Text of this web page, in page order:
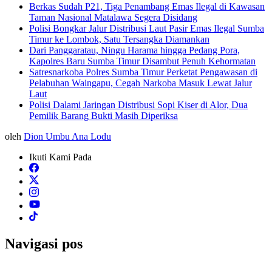
Berkas Sudah P21, Tiga Penambang Emas Ilegal di Kawasan
Taman Nasional Matalawa Segera Disidang
Polisi Bongkar Jalur Distribusi Laut Pasir Emas Ilegal Sumba
Timur ke Lombok, Satu Tersangka Diamankan
Dari Panggaratau, Ningu Harama hingga Pedang Pora,
Kapolres Baru Sumba Timur Disambut Penuh Kehormatan
Satresnarkoba Polres Sumba Timur Perketat Pengawasan di
Pelabuhan Waingapu, Cegah Narkoba Masuk Lewat Jalur
Laut
Polisi Dalami Jaringan Distribusi Sopi Kiser di Alor, Dua
Pemilik Barang Bukti Masih Diperiksa
oleh Dion Umbu Ana Lodu
Ikuti Kami Pada
Navigasi pos